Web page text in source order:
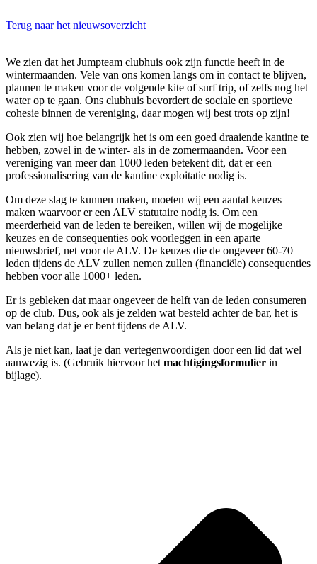
Terug naar het nieuwsoverzicht
We zien dat het Jumpteam clubhuis ook zijn functie heeft in de
wintermaanden. Vele van ons komen langs om in contact te blijven,
plannen te maken voor de volgende kite of surf trip, of zelfs nog het
water op te gaan. Ons clubhuis bevordert de sociale en sportieve
cohesie binnen de vereniging, daar mogen wij best trots op zijn!
Ook zien wij hoe belangrijk het is om een goed draaiende kantine te
hebben, zowel in de winter- als in de zomermaanden. Voor een
vereniging van meer dan 1000 leden betekent dit, dat er een
professionalisering van de kantine exploitatie nodig is.
Om deze slag te kunnen maken, moeten wij een aantal keuzes
maken waarvoor er een ALV statutaire nodig is. Om een
meerderheid van de leden te bereiken, willen wij de mogelijke
keuzes en de consequenties ook voorleggen in een aparte
nieuwsbrief, net voor de ALV. De keuzes die de ongeveer 60-70
leden tijdens de ALV zullen nemen zullen (financiële) consequenties
hebben voor alle 1000+ leden.
Er is gebleken dat maar ongeveer de helft van de leden consumeren
op de club. Dus, ook als je zelden wat besteld achter de bar, het is
van belang dat je er bent tijdens de ALV.
Als je niet kan, laat je dan vertegenwoordigen door een lid dat wel
aanwezig is. (Gebruik hiervoor het machtigingsformulier in
bijlage).